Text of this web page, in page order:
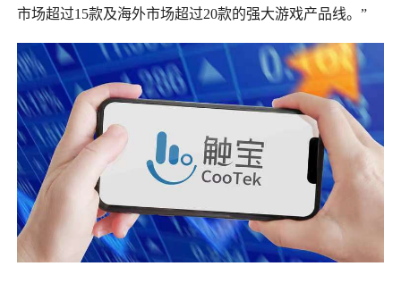
市场超过15款及海外市场超过20款的强大游戏产品线。”